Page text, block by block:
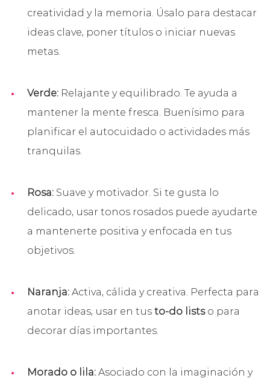
creatividad y la memoria. Úsalo para destacar
ideas clave, poner títulos o iniciar nuevas
metas.
Verde: Relajante y equilibrado. Te ayuda a
mantener la mente fresca. Buenísimo para
planificar el autocuidado o actividades más
tranquilas.
Rosa: Suave y motivador. Si te gusta lo
delicado, usar tonos rosados puede ayudarte
a mantenerte positiva y enfocada en tus
objetivos.
Naranja: Activa, cálida y creativa. Perfecta para
anotar ideas, usar en tus to-do listso para
decorar días importantes.
Morado o lila: Asociado con la imaginación y